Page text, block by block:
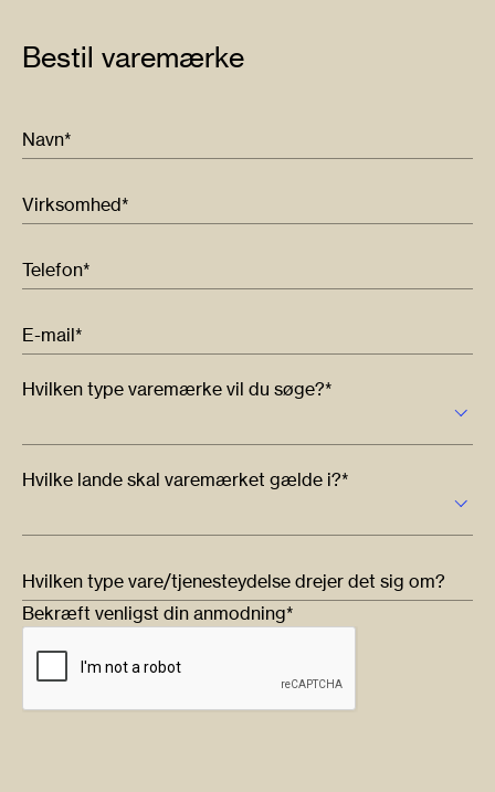
Bestil varemærke
Navn*
Virksomhed*
Telefon*
E-mail*
Hvilken type varemærke vil du søge?*
Hvilke lande skal varemærket gælde i?*
Hvilken type vare/tjenesteydelse drejer det sig om?
Bekræft venligst din anmodning*